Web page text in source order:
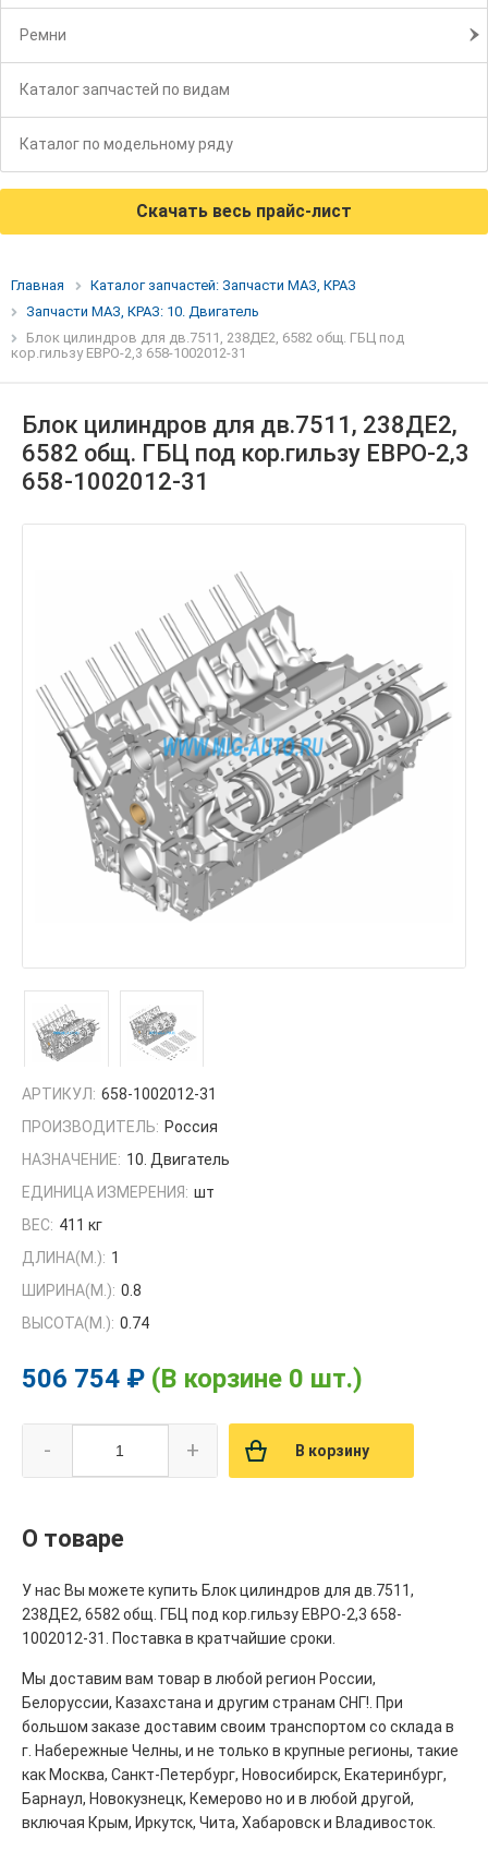
Ремни
Каталог запчастей по видам
Каталог по модельному ряду
Скачать весь прайс-лист
Главная
Каталог запчастей: Запчасти МАЗ, КРАЗ
Запчасти МАЗ, КРАЗ: 10. Двигатель
Блок цилиндров для дв.7511, 238ДЕ2, 6582 общ. ГБЦ под
кор.гильзу ЕВРО-2,3 658-1002012-31
Блок цилиндров для дв.7511, 238ДЕ2,
6582 общ. ГБЦ под кор.гильзу ЕВРО-2,3
658-1002012-31
АРТИКУЛ: 658-1002012-31
ПРОИЗВОДИТЕЛЬ: Россия
НАЗНАЧЕНИЕ: 10. Двигатель
ЕДИНИЦА ИЗМЕРЕНИЯ: шт
ВЕС: 411 кг
ДЛИНА(М.): 1
ШИРИНА(М.): 0.8
ВЫСОТА(М.): 0.74
506 754 ₽ (В корзине 0 шт.)
- + В корзину
О товаре
У нас Вы можете купить Блок цилиндров для дв.7511,
238ДЕ2, 6582 общ. ГБЦ под кор.гильзу ЕВРО-2,3 658-
1002012-31. Поставка в кратчайшие сроки.
Мы доставим вам товар в любой регион России,
Белоруссии, Казахстана и другим странам СНГ!. При
большом заказе доставим своим транспортом со склада в
г. Набережные Челны, и не только в крупные регионы, такие
как Москва, Санкт-Петербург, Новосибирск, Екатеринбург,
Барнаул, Новокузнецк, Кемерово но и в любой другой,
включая Крым, Иркутск, Чита, Хабаровск и Владивосток.